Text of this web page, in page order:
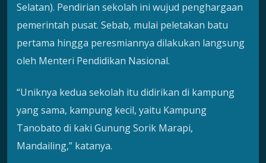
Selatan). Pendirian sekolah ini wujud penghargaan
pemerintah pusat. Sebab, mulai peletakan batu
pertama hingga peresmiannya dilakukan langsung
oleh Menteri Pendidikan Nasional.
“Uniknya kedua sekolah itu didirikan di kampung
yang sama, kampung kecil, yaitu Kampung
Tanobato di kaki Gunung Sorik Marapi,
Mandailing,” katanya.